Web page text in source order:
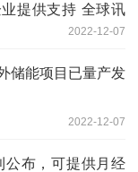
提供支持 全球讯
2022-12-07
储能项目已量产发
2022-12-07
公布，可提供月经